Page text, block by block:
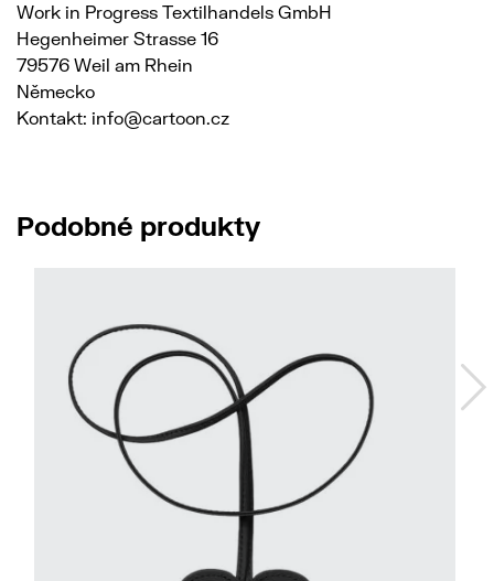
Work in Progress Textilhandels GmbH
Hegenheimer Strasse 16
79576 Weil am Rhein
Německo
Kontakt: info@cartoon.cz
Podobné produkty